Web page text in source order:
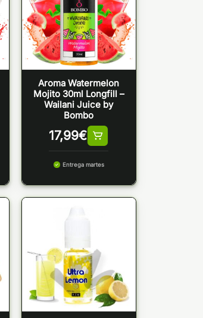
Aroma Watermelon
Mojito 30ml Longfill –
Wailani Juice by
Bombo
17,99€
Entrega martes